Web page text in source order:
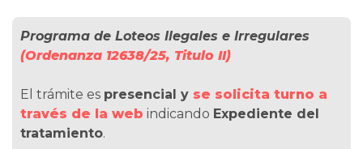
Programa de Loteos Ilegales e Irregulares
(Ordenanza 12638/25, Titulo II)
El trámite es presencial y se solicita turno a
través de la web indicando Expediente del
tratamiento.